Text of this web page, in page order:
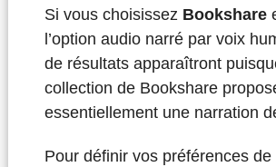
Si vous choisissez Bookshare
l’option audio narré par voix
de résultats apparaîtront
collection de Bookshare
essentiellement une narration
Pour définir vos préférences de